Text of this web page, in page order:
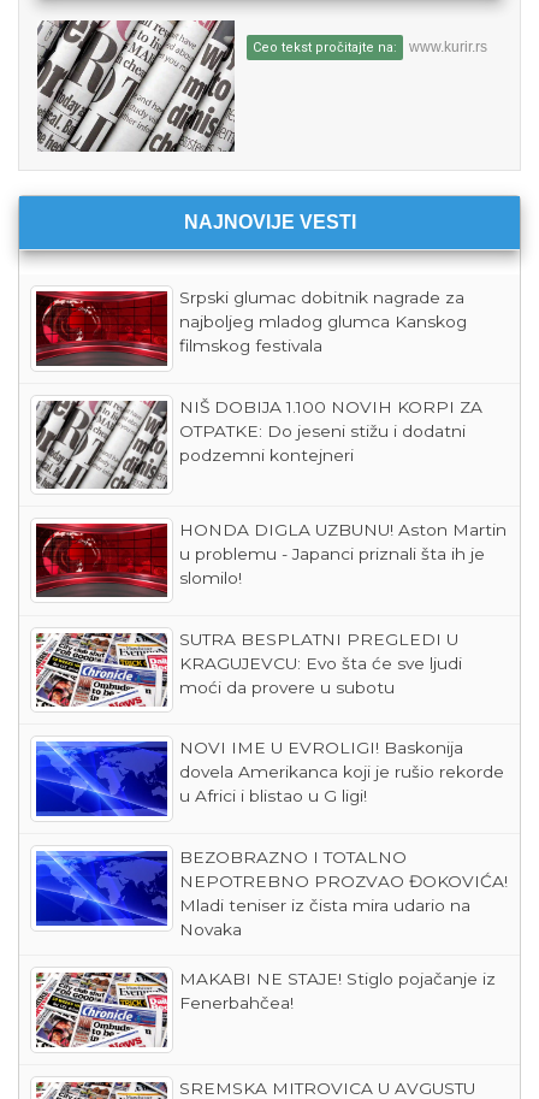
Ceo tekst pročitajte na: www.kurir.rs
NAJNOVIJE VESTI
Srpski glumac dobitnik nagrade za
najboljeg mladog glumca Kanskog
filmskog festivala
NIŠ DOBIJA 1.100 NOVIH KORPI ZA
OTPATKE: Do jeseni stižu i dodatni
podzemni kontejneri
HONDA DIGLA UZBUNU! Aston Martin
u problemu - Japanci priznali šta ih je
slomilo!
SUTRA BESPLATNI PREGLEDI U
KRAGUJEVCU: Evo šta će sve ljudi
moći da provere u subotu
NOVI IME U EVROLIGI! Baskonija
dovela Amerikanca koji je rušio rekorde
u Africi i blistao u G ligi!
BEZOBRAZNO I TOTALNO
NEPOTREBNO PROZVAO ĐOKOVIĆA!
Mladi teniser iz čista mira udario na
Novaka
MAKABI NE STAJE! Stiglo pojačanje iz
Fenerbahčea!
SREMSKA MITROVICA U AVGUSTU